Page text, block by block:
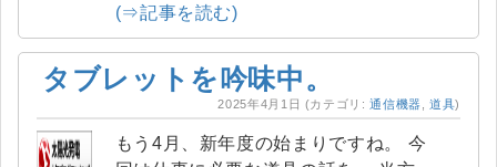
(⇒記事を読む)
タブレットを吟味中。
2025年4月1日 (カテゴリ:通信機器 ,道具)
もう4月、新年度の始まりですね。 今